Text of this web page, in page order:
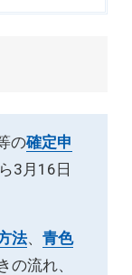
の確定申
3月16日
法、 青色
の流れ、